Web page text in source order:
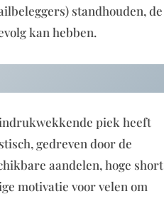
standhouden, de
kan hebben.
indrukwekkende piek heeft
gedreven door de
aandelen, hoge short
motivatie voor velen om